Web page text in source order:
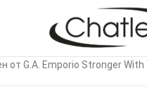
от G.A. Emporio Stronger With